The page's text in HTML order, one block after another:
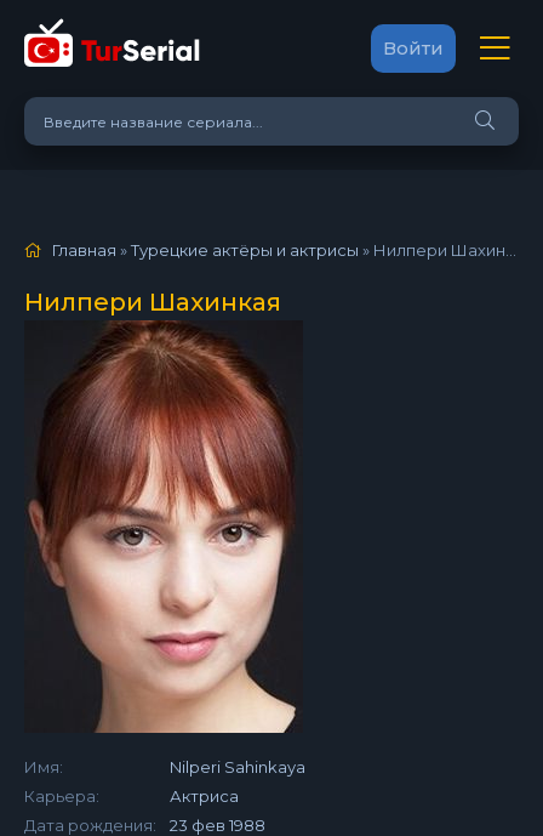
Войти
Главная »Турецкие актёры и актрисы » Нилпери Шахинкая
Нилпери Шахинкая
Имя:
Nilperi Sahinkaya
Карьера:
Актриса
Дата рождения:
23 фев 1988